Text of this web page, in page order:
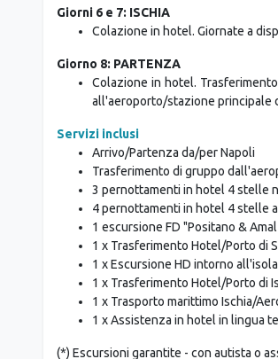
pernottamento.
Colazione in hotel. Giornate a
Giorno 8: PARTENZA
Colazione in hotel.
all'aeroporto/stazione principale
Servizi inclusi
Arrivo/Partenza da/per Napoli
Trasferimento di gruppo
3 pernottamenti in hotel 4 stelle
4 pernottamenti in hotel 4 stelle a
1 escursione FD "Positano &
1 x Trasferimento Hotel/Porto di
1 x Escursione HD intorno
1 x Trasferimento Hotel/Porto di
1 x Trasporto marittimo Ischia/
1 x Assistenza in hotel in lingua